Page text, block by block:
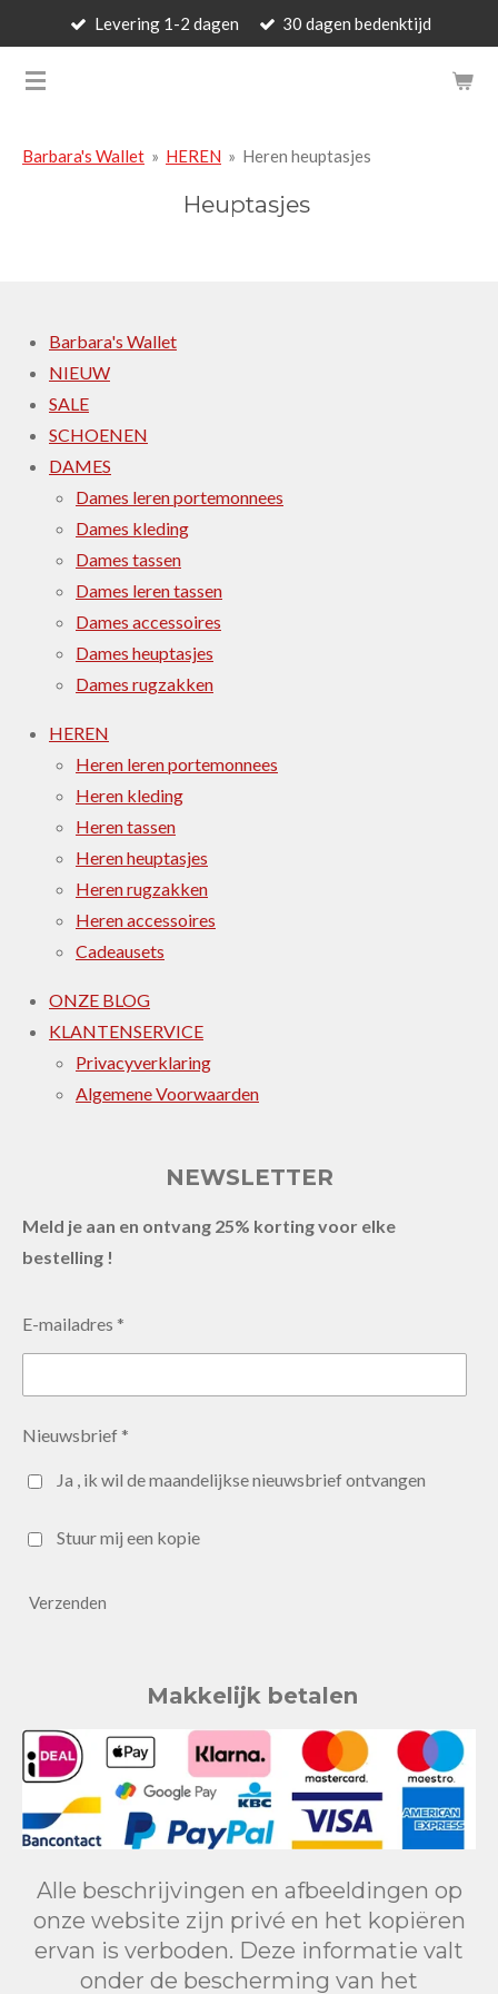
naar
BARBARA'S WALLET -
Levering 1-2 dagen 30 dagen bedenktijd
Barbara's Wallet » HEREN » Heren heuptasjes
Heuptasjes
Barbara's Wallet
NIEUW
SALE
SCHOENEN
DAMES
Dames leren portemonnees
Dames kleding
Dames tassen
Dames leren tassen
Dames accessoires
Dames heuptasjes
Dames rugzakken
HEREN
Heren leren portemonnees
Heren kleding
Heren tassen
Heren heuptasjes
Heren rugzakken
Heren accessoires
Cadeausets
ONZE BLOG
KLANTENSERVICE
Privacyverklaring
Algemene Voorwaarden
NEWSLETTER
Meld je aan en ontvang 25% korting voor elke
bestelling !
E-mailadres *
Nieuwsbrief *
Ja , ik wil de maandelijkse nieuwsbrief ontvangen
Stuur mij een kopie
Verzenden
Makkelijk betalen
Alle beschrijvingen en afbeeldingen op
onze website zijn privé en het kopiëren
ervan is verboden. Deze informatie valt
onder de bescherming van het